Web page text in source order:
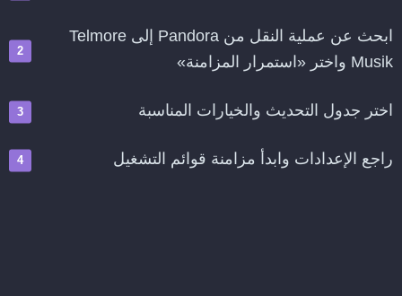
ابحث عن عملية النقل من Pandora إلى Telmore
Musik واختر «استمرار المزامنة»
اختر جدول التحديث والخيارات المناسبة
راجع الإعدادات وابدأ مزامنة قوائم التشغيل